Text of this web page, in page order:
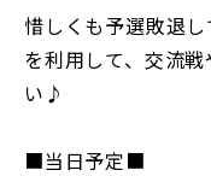
惜しくも予選敗退
を利用して、交流
い♪
■当日予定■